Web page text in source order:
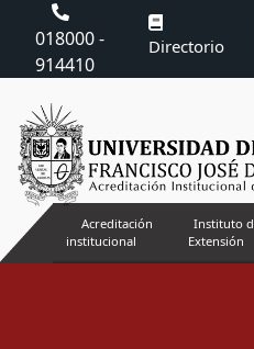
018000 -
914410
Directorio
Acreditación
institucional
Instituto
Extensión